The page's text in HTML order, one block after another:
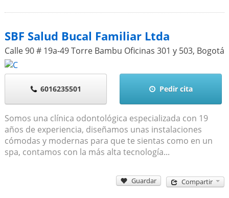
SBF Salud Bucal Familiar Ltda
Calle 90 # 19a-49 Torre Bambu Oficinas 301 y 503, Bogotá
6016235501 Pedir cita
Somos una clínica odontológica especializada con 19
años de experiencia, diseñamos unas instalaciones
cómodas y modernas para que te sientas como en un
spa, contamos con la más alta tecnología...
Guardar Compartir